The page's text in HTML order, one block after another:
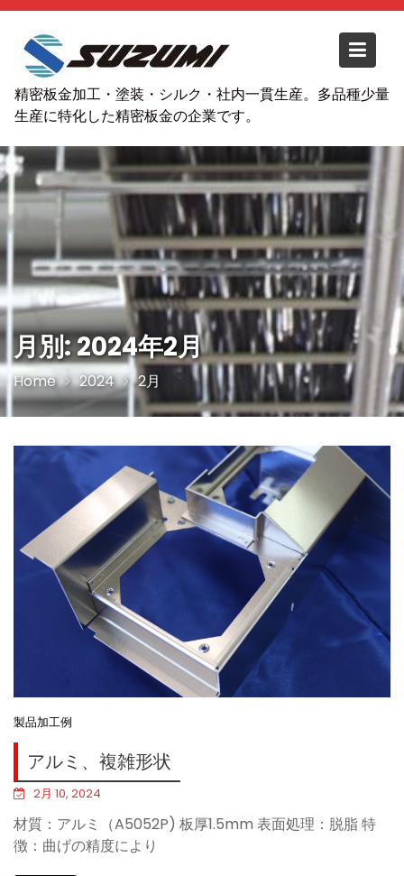
S
o
n
t
e
n
精密板金加工・塗装・シルク・社内一貫生産。多品種少量
生産に特化した精密板金の企業です。
月別: 2024年2月
Home 2024 2月
製品加工例
アルミ、複雑形状
2月 10, 2024
材質：アルミ（A5052P) 板厚1.5mm 表面処理：脱脂 特
徴：曲げの精度により